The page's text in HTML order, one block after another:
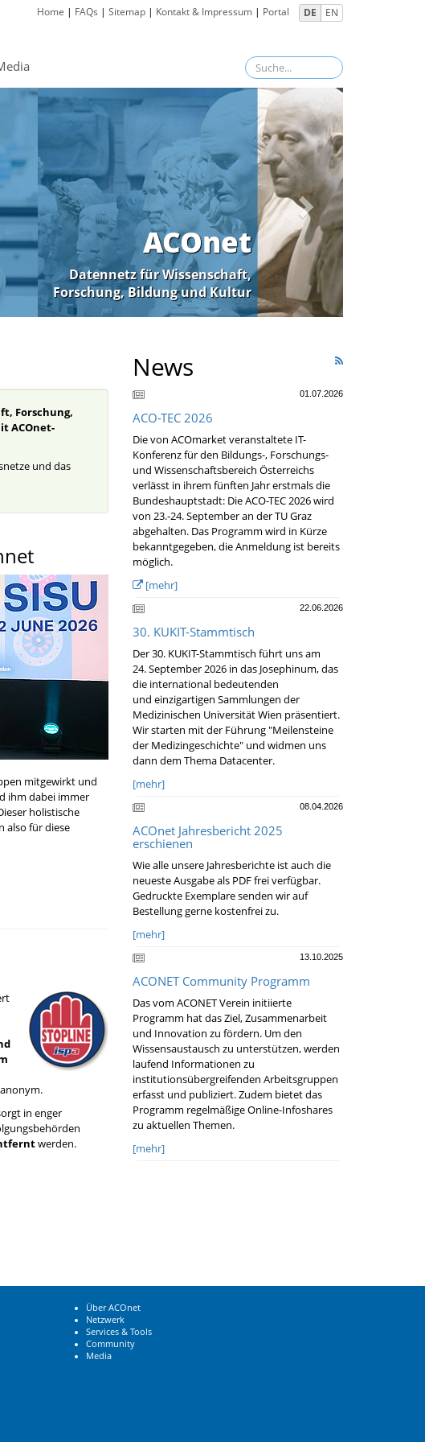
Home | FAQs | Sitemap | Kontakt & Impressum | Portal DE EN
ACOnet
Datennetz für Wissenschaft,
Forschung, Bildung und Kultur
News
01.07.2026
ACO-TEC 2026
Die von ACOmarket veranstaltete IT-
Konferenz für den Bildungs-, Forschungs-
und Wissenschaftsbereich Österreichs
verlässt in ihrem fünften Jahr erstmals die
Bundeshauptstadt: Die ACO-TEC 2026 wird
von 23.-24. September an der TU Graz
abgehalten. Das Programm wird in Kürze
bekanntgegeben, die Anmeldung ist bereits
möglich.
[mehr]
22.06.2026
30. KUKIT-Stammtisch
Der 30. KUKIT-Stammtisch führt uns am
24. September 2026 in das Josephinum, das
die international bedeutenden
und einzigartigen Sammlungen der
Medizinischen Universität Wien präsentiert.
Wir starten mit der Führung "Meilensteine
der Medizingeschichte" und widmen uns
dann dem Thema Datacenter.
[mehr]
08.04.2026
ACOnet Jahresbericht 2025
erschienen
Wie alle unsere Jahresberichte ist auch die
neueste Ausgabe als PDF frei verfügbar.
Gedruckte Exemplare senden wir auf
Bestellung gerne kostenfrei zu.
[mehr]
13.10.2025
ACONET Community Programm
Das vom ACONET Verein initiierte
Programm hat das Ziel, Zusammenarbeit
und Innovation zu fördern. Um den
Wissensaustausch zu unterstützen, werden
laufend Informationen zu
institutionsübergreifenden Arbeitsgruppen
erfasst und publiziert. Zudem bietet das
Programm regelmäßige Online-Infoshares
zu aktuellen Themen.
[mehr]
Forschung,
ACOnet-
und das
mitgewirkt und
ihm dabei immer
holistische
also für diese
in enger
werden.
Über ACOnet
Netzwerk
Services & Tools
Community
Media